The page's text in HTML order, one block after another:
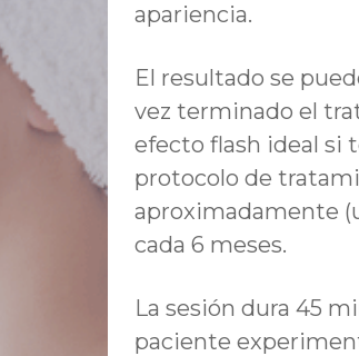
apariencia.
El resultado se
vez terminado el
efecto flash ideal si
protocolo de
aproximadamente
cada 6 meses.
La sesión dura 45
paciente